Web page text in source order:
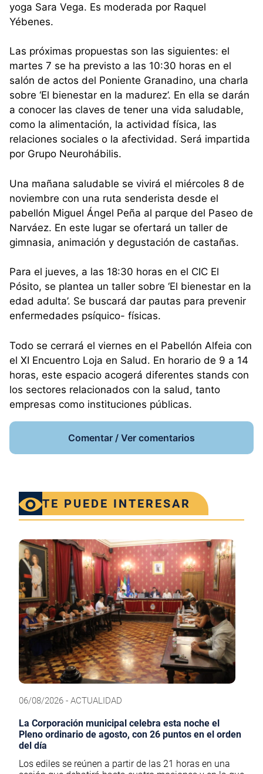
yoga Sara Vega. Es moderada por Raquel
Yébenes.
Las próximas propuestas son las siguientes: el
martes 7 se ha previsto a las 10:30 horas en el
salón de actos del Poniente Granadino, una charla
sobre ‘El bienestar en la madurez’. En ella se darán
a conocer las claves de tener una vida saludable,
como la alimentación, la actividad física, las
relaciones sociales o la afectividad. Será impartida
por Grupo Neurohábilis.
Una mañana saludable se vivirá el miércoles 8 de
noviembre con una ruta senderista desde el
pabellón Miguel Ángel Peña al parque del Paseo de
Narváez. En este lugar se ofertará un taller de
gimnasia, animación y degustación de castañas.
Para el jueves, a las 18:30 horas en el CIC El
Pósito, se plantea un taller sobre ‘El bienestar en la
edad adulta’. Se buscará dar pautas para prevenir
enfermedades psíquico- físicas.
Todo se cerrará el viernes en el Pabellón Alfeia con
el XI Encuentro Loja en Salud. En horario de 9 a 14
horas, este espacio acogerá diferentes stands con
los sectores relacionados con la salud, tanto
empresas como instituciones públicas.
Comentar / Ver comentarios
TE PUEDE INTERESAR
06/08/2026 - ACTUALIDAD
La Corporación municipal celebra esta noche el
Pleno ordinario de agosto, con 26 puntos en el orden
del día
Los ediles se reúnen a partir de las 21 horas en una